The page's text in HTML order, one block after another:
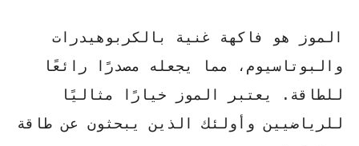
الموز هو فاكهة غنية بالكربوهيدرات
والبوتاسيوم، مما يجعله مصدرًا رائعًا
للطاقة. يعتبر الموز خيارًا مثاليًا
للرياضيين وأولئك الذين يبحثون عن طاقة